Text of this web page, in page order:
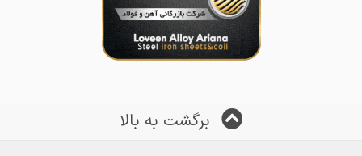
برگشت به بالا